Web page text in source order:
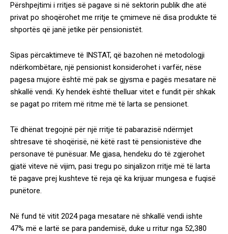
Përshpejtimi i rritjes së pagave si në sektorin publik dhe atë
privat po shoqërohet me rritje te çmimeve në disa produkte të
shportës që janë jetike për pensionistët.
Sipas përcaktimeve të INSTAT, që bazohen në metodologji
ndërkombëtare, një pensionist konsiderohet i varfër, nëse
pagesa mujore është më pak se gjysma e pagës mesatare në
shkallë vendi. Ky hendek është thelluar vitet e fundit për shkak
se pagat po rritem më ritme më të larta se pensionet.
Të dhënat tregojnë për një rritje të pabarazisë ndërmjet
shtresave të shoqërisë, në këtë rast të pensionistëve dhe
personave të punësuar. Me gjasa, hendeku do të zgjerohet
gjatë viteve në vijim, pasi tregu po sinjalizon rritje më të larta
të pagave prej kushteve të reja që ka krijuar mungesa e fuqisë
punëtore.
Në fund të vitit 2024 paga mesatare në shkallë vendi ishte
47% më e lartë se para pandemisë, duke u rritur nga 52,380